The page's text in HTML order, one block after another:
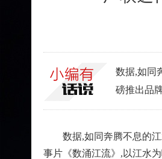
数据,如同
磅推出品
数据,如同奔腾不息的
事片《数涌江流》,以江水